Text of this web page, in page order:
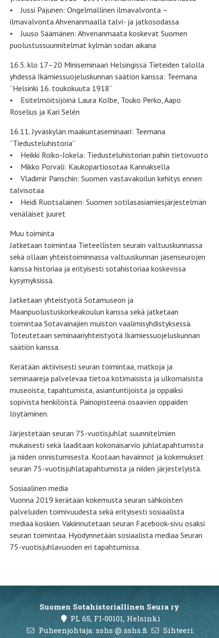
• Jussi Pajunen: Ongelmallinen ilmavalvonta –
ilmavalvonta Ahvenanmaalla talvi- ja jatkosodassa
• Juuso Säämänen: Ahvenanmaata koskevat Suomen
puolustussuunnitelmat kylmän sodan aikana
16.5. klo 17–20 Miniseminaari Helsingissä Tieteiden talolla
yhdessä Ikämiessuojeluskunnan säätiön kanssa: Teemana
”Helsinki 16. toukokuuta 1918”
• Esitelmöitsijöinä Laura Kolbe, Touko Perko, Aapo
Roselius ja Kari Selén
16.11. Jyväskylän maakuntaseminaari: Teemana
”Tiedusteluhistoria”
• Heikki Roiko-Jokela: Tiedusteluhistorian pahin tietovuoto
• Mikko Porvali: Kaukopartiosotaa Kannaksella
• Vladimir Panschin: Suomen vastavakoilun kehitys ennen
talvisotaa
• Heidi Ruotsalainen: Suomen sotilasasiamiesjärjestelmän
venäläiset juuret
Muu toiminta
Jatketaan toimintaa Tieteellisten seurain valtuuskunnassa
sekä ollaan yhteistoiminnassa valtuuskunnan jäsenseurojen
kanssa historiaa ja erityisesti sotahistoriaa koskevissa
kysymyksissä.
Jatketaan yhteistyötä Sotamuseon ja
Maanpuolustuskorkeakoulun kanssa sekä jatketaan
toimintaa Sotavainajien muiston vaalimisyhdistyksessä.
Toteutetaan seminaariyhteistyötä Ikämiessuojeluskunnan
säätiön kanssa.
Kerätään aktiivisesti seuran toimintaa, matkoja ja
seminaareja palvelevaa tietoa kotimaisista ja ulkomaisista
museoista, tapahtumista, asiantuntijoista ja oppaiksi
sopivista henkilöistä. Painopisteenä osaavien oppaiden
löytäminen.
Järjestetään seuran 75-vuotisjuhlat suunnitelmien
mukaisesti sekä laaditaan kokonaisarvio juhlatapahtumista
ja niiden onnistumisesta. Kootaan havainnot ja kokemukset
seuran 75-vuotisjuhlatapahtumista ja niiden järjestelyistä.
Sosiaalinen media
Vuonna 2019 kerätään kokemusta seuran sähköisten
palveluiden toimivuudesta sekä erityisesti sosiaalista
mediaa koskien. Vakiinnutetaan seuran Facebook-sivu osaksi
seuran toimintaa. Hyödynnetään sosiaalista mediaa Seuran
75-vuotisjuhlavuoden eri tapahtumissa.
Suomen Sotahistoriallinen Seura ry
PL 65, FI-00101, Helsinki
Puheenjohtaja: sshs @ sshs.fi
Sihteeri: